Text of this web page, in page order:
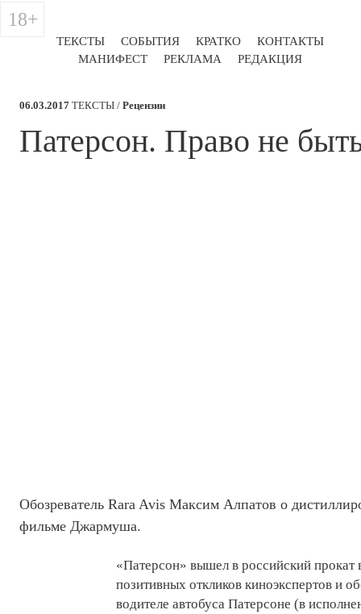
ТЕКСТЫ СОБЫТИЯ КРАТКО
КОНТАКТЫ
МАНИФЕСТ
РЕКЛАМА РЕДАКЦИЯ
18+
06.03.2017 ТЕКСТЫ / Рецензии
​Патерсон. Право не
Обозреватель Rara Avis Максим Алпатов о
фильме Джармуша.
«Патерсон» вышел в российский
позитивных откликов киноэкспертов и
водителе автобуса Патерсоне (в